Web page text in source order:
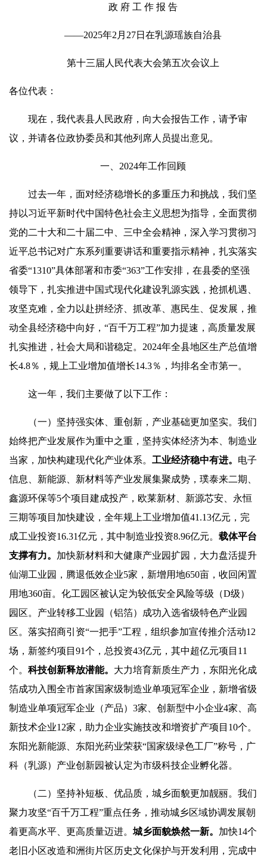
政 府 工 作 报 告
——2025年2月27日在乳源瑶族自治县
第十三届人民代表大会第五次会议上
各位代表：
现在，我代表县人民政府，向大会报告工作，请予审
议，并请各位政协委员和其他列席人员提出意见。
一、2024年工作回顾
过去一年，面对经济稳增长的多重压力和挑战，我们坚
持以习近平新时代中国特色社会主义思想为指导，全面贯彻
党的二十大和二十届二中、三中全会精神，深入学习贯彻习
近平总书记对广东系列重要讲话和重要指示精神，扎实落实
省委“1310”具体部署和市委“363”工作安排，在县委的坚强
领导下，扎实推进中国式现代化建设乳源实践，抢抓机遇、
攻坚克难，全力以赴拼经济、抓改革、惠民生、促发展，推
动全县经济稳中向好，“百千万工程”加力提速，高质量发展
扎实推进，社会大局和谐稳定。2024年全县地区生产总值增
长4.8％，规上工业增加值增长14.3％，均排名全市第一。
这一年，我们主要做了以下工作：
（一）坚持强实体、重创新，产业基础更加坚实。我们
始终把产业发展作为重中之重，坚持实体经济为本、制造业
当家，加快构建现代化产业体系。 工业经济稳中有进。 电子
信息、新能源、新材料等产业发展集聚成势，璞泰来二期、
鑫源环保等5个项目建成投产，欧莱新材、新源芯安、永恒
三期等项目加快建设，全年规上工业增加值41.13亿元，完
成工业投资16.31亿元，其中制造业投资8.96亿元。 载体平台
支撑有力。 加快新材料和大健康产业园扩园，大力盘活提升
仙湖工业园，腾退低效企业5家，新增用地650亩，收回闲置
用地360亩。化工园区被认定为较低安全风险等级（D级）
园区。产业转移工业园（铝箔）成功入选省级特色产业园
区。落实招商引资“一把手”工程，组织参加宣传推介活动12
场，新签约项目91个，总投资43亿元，其中超亿元项目11
个。 科技创新释放潜能。 大力培育新质生产力，东阳光化成
箔成功入围全市首家国家级制造业单项冠军企业，新增省级
制造业单项冠军企业（产品）3家、创新型中小企业4家、高
新技术企业12家，助力企业实施技改和增资扩产项目10个。
东阳光新能源、东阳光药业荣获“国家级绿色工厂”称号，广
科（乳源）产业创新园被认定为市级科技企业孵化器。
（二）坚持补短板、优品质，城乡面貌更加靓丽。我们
聚力攻坚“百千万工程”重点任务，推动城乡区域协调发展朝
着更高水平、更高质量迈进。 城乡面貌焕然一新。 加快14个
老旧小区改造和洲街片区历史文化保护与开发利用，完成中